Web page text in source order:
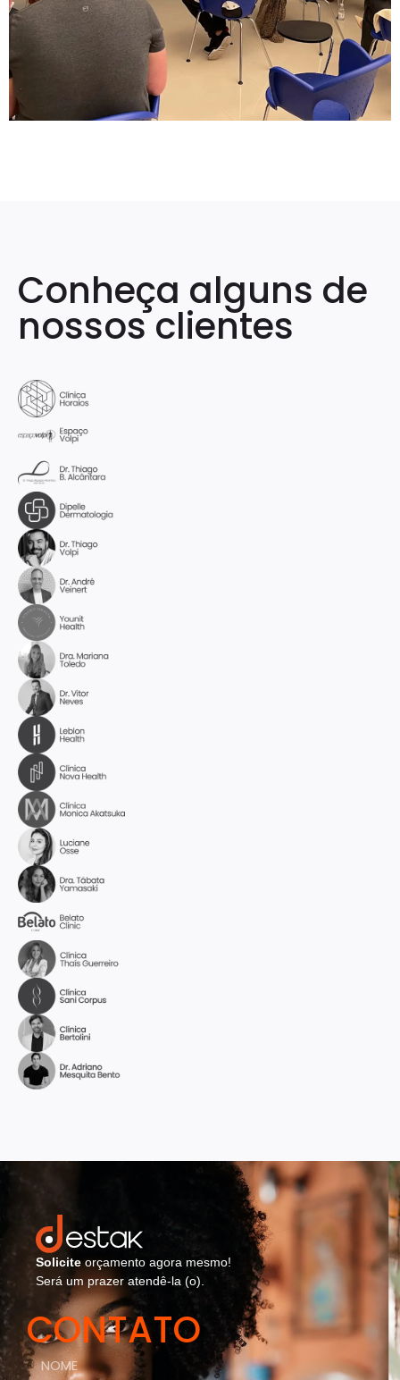
Conheça alguns de
nossos clientes
Soliciteorçamento agora mesmo!
Será um prazer atendê-la (o).
CONTATO